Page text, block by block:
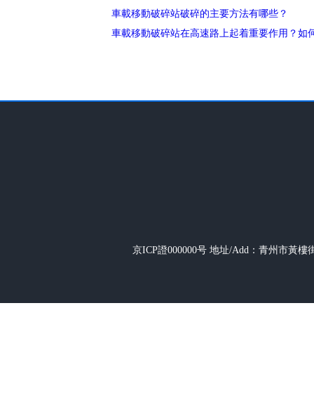
車載移動破碎站破碎的主要方法有哪些？
車載移動破碎站在高速路上起着重要作用？如
京ICP證000000号地址/Add：青州市黃樓